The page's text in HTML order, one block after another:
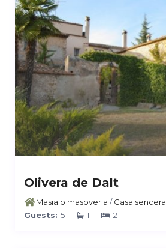
Olivera de Dalt
Masia o masoveria /Casa sencera
Guests: 5 1 2